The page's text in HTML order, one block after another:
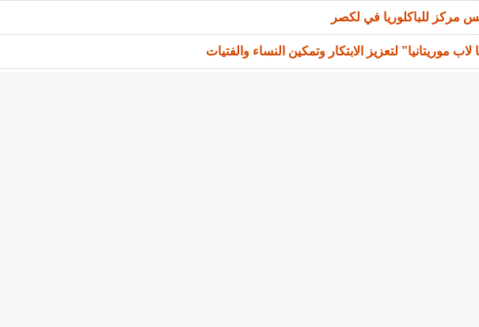
مركز للباكلوريا في لكصر
لاب موريتانيا” لتعزيز الابتكار وتمكين النساء والفتيات